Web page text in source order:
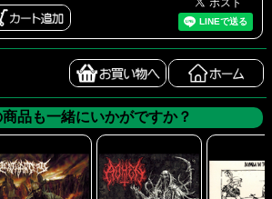
品も一緒にいかがですか？